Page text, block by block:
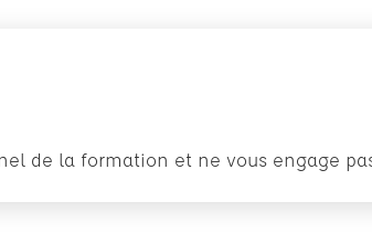
de la formation et ne vous engage